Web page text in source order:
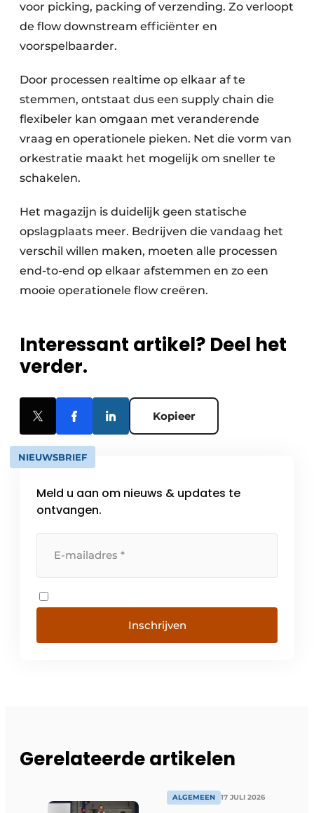
voor picking, packing of verzending. Zo verloopt
de flow downstream efficiënter en
voorspelbaarder.
Door processen realtime op elkaar af te
stemmen, ontstaat dus een supply chain die
flexibeler kan omgaan met veranderende
vraag en operationele pieken. Net die vorm van
orkestratie maakt het mogelijk om sneller te
schakelen.
Het magazijn is duidelijk geen statische
opslagplaats meer. Bedrijven die vandaag het
verschil willen maken, moeten alle processen
end-to-end op elkaar afstemmen en zo een
mooie operationele flow creëren.
Interessant artikel? Deel het
verder.
Kopieer
NIEUWSBRIEF
Meld u aan om nieuws & updates te
ontvangen.
Inschrijven
Gerelateerde artikelen
ALGEMEEN 17 JULI 2026